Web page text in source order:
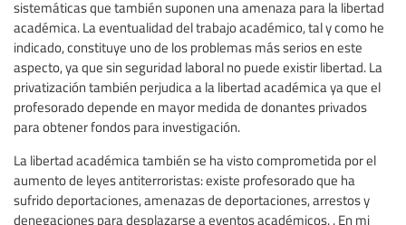
sistemáticas que también suponen una amenaza para la libertad
académica. La eventualidad del trabajo académico, tal y como he
indicado, constituye uno de los problemas más serios en este
aspecto, ya que sin seguridad laboral no puede existir libertad. La
privatización también perjudica a la libertad académica ya que el
profesorado depende en mayor medida de donantes privados
para obtener fondos para investigación.
La libertad académica también se ha visto comprometida por el
aumento de leyes antiterroristas: existe profesorado que ha
sufrido deportaciones, amenazas de deportaciones, arrestos y
denegaciones para desplazarse a eventos académicos. . En mi